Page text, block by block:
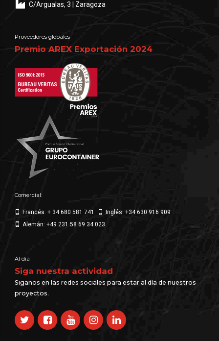
C/Argualas, 3 | Zaragoza
Proveedores globales
Premio AREX Exportación 2024
Comercial:
Francés: + 34 680 581 741
Inglés: +34 630 916 909
Alemán: +49 231 58 69 34 023
Al día
Siga nuestra actividad
Siganos en las redes sociales para estar al día de nuestros
proyectos.